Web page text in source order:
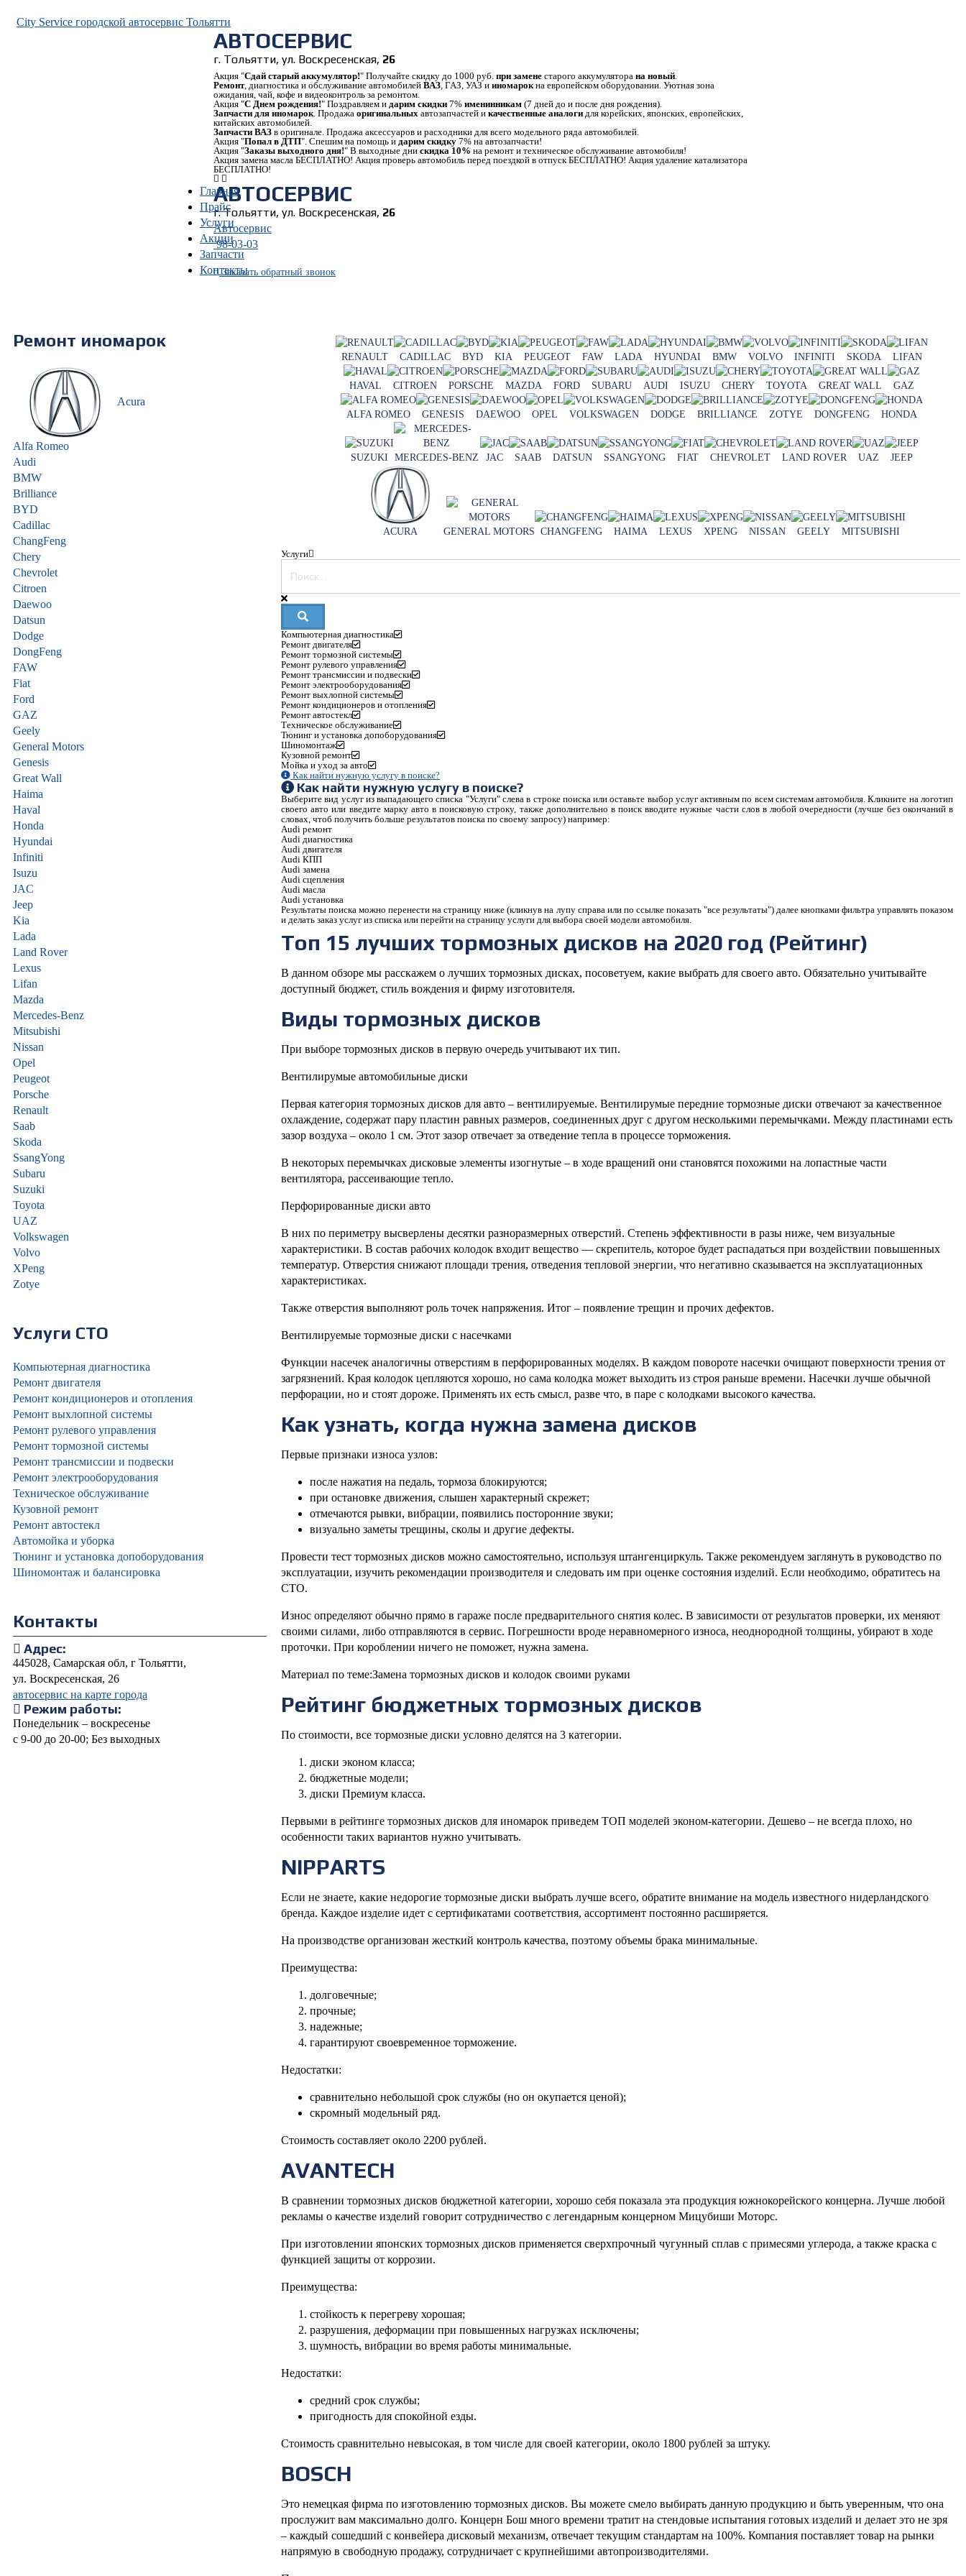
City Service городской автосервис Тольятти
АВТОСЕРВИС
г. Тольятти, ул. Воскресенская, 26
Акция "Сдай старый аккумулятор!" Получайте скидку до 1000 руб. при замене старого аккумулятора на новый.
Ремонт, диагностика и обслуживание автомобилей ВАЗ, ГАЗ, УАЗ и иномарокна европейском оборудовании. Уютная зона
ожидания, чай, кофе и видеоконтроль за ремонтом.
Акция "С Днем рождения!" Поздравляем и дарим скидки 7% именинникам (7 дней до и после дня рождения).
Запчасти для иномарок. Продажа оригинальных автозапчастей и качественные аналоги для корейских, японских, европейских,
китайских автомобилей.
Запчасти ВАЗ в оригинале. Продажа аксессуаров и расходники для всего модельного ряда автомобилей.
Акция "Попал в ДТП". Спешим на помощь и дарим скидку 7% на автозапчасти!
Акция "Заказы выходного дня!" В выходные дни скидка 10% на ремонт и техническое обслуживание автомобиля!
Акция замена масла БЕСПЛАТНО! Акция проверь автомобиль перед поездкой в отпуск БЕСПЛАТНО! Акция удаление катализатора
БЕСПЛАТНО!
АВТОСЕРВИС
г. Тольятти, ул. Воскресенская, 26
Автосервис
98-03-03
Заказать обратный звонок
Главная
Прайс
Услуги
Акции
Запчасти
Контакты
Ремонт иномарок
Acura
Alfa Romeo
Audi
BMW
Brilliance
BYD
Cadillac
ChangFeng
Chery
Chevrolet
Citroen
Daewoo
Datsun
Dodge
DongFeng
FAW
Fiat
Ford
GAZ
Geely
General Motors
Genesis
Great Wall
Haima
Haval
Honda
Hyundai
Infiniti
Isuzu
JAC
Jeep
Kia
Lada
Land Rover
Lexus
Lifan
Mazda
Mercedes-Benz
Mitsubishi
Nissan
Opel
Peugeot
Porsche
Renault
Saab
Skoda
SsangYong
Subaru
Suzuki
Toyota
UAZ
Volkswagen
Volvo
XPeng
Zotye
Услуги СТО
Компьютерная диагностика
Ремонт двигателя
Ремонт кондиционеров и отопления
Ремонт выхлопной системы
Ремонт рулевого управления
Ремонт тормозной системы
Ремонт трансмиссии и подвески
Ремонт электрооборудования
Техническое обслуживание
Кузовной ремонт
Ремонт автостекл
Автомойка и уборка
Тюнинг и установка допоборудования
Шиномонтаж и балансировка
Контакты
Адрес:
445028, Самарская обл, г Тольятти,
ул. Воскресенская, 26
автосервис на карте города
Режим работы:
Понедельник – воскресенье
с 9-00 до 20-00; Без выходных
RENAULT CADILLAC BYD KIA PEUGEOT FAW LADA HYUNDAI BMW VOLVO INFINITI SKODA LIFAN
HAVAL CITROEN PORSCHE MAZDA FORD SUBARU AUDI ISUZU CHERY TOYOTA GREAT WALL GAZ
ALFA ROMEO GENESIS DAEWOO OPEL VOLKSWAGEN DODGE BRILLIANCE ZOTYE DONGFENG HONDA
SUZUKI MERCEDES-BENZ JAC SAAB DATSUN SSANGYONG FIAT CHEVROLET LAND ROVER UAZ JEEP
ACURA GENERAL MOTORS CHANGFENG HAIMA LEXUS XPENG NISSAN GEELY MITSUBISHI
Услуги
Компьютерная диагностика
Ремонт двигателя
Ремонт тормозной системы
Ремонт рулевого управления
Ремонт трансмиссии и подвески
Ремонт электрооборудования
Ремонт выхлопной системы
Ремонт кондиционеров и отопления
Ремонт автостекл
Техническое обслуживание
Тюнинг и установка допоборудования
Шиномонтаж
Кузовной ремонт
Мойка и уход за авто
Как найти нужную услугу в поиске?
Как найти нужную услугу в поиске?
Выберите вид услуг из выпадающего списка "Услуги" слева в строке поиска или оставьте выбор услуг активным по всем системам автомобиля. Кликните на логотип
своего авто или введите марку авто в поисковую строку, также дополнительно в поиск вводите нужные части слов в любой очередности (лучше без окончаний в
словах, чтоб получить больше результатов поиска по своему запросу) например:
Audi ремонт
Audi диагностика
Audi двигателя
AudiКПП
Audiзамена
Audiсцепления
Audiмасла
Audiустановка
Результаты поиска можно перенести на страницу ниже (кликнув на лупу справа или по ссылке показать "все результаты") далее кнопками фильтра управлять показом
и делать заказ услуг из списка или перейти на страницу услуги для выбора своей модели автомобиля.
Топ 15 лучших тормозных дисков на 2020 год (Рейтинг)
В данном обзоре мы расскажем о лучших тормозных дисках, посоветуем, какие выбрать для своего авто. Обязательно учитывайте
доступный бюджет, стиль вождения и фирму изготовителя.
Виды тормозных дисков
При выборе тормозных дисков в первую очередь учитывают их тип.
Вентилирумые автомобильные диски
Первая категория тормозных дисков для авто – вентилируемые. Вентилирумые передние тормозные диски отвечают за качественное
охлаждение, содержат пару пластин равных размеров, соединенных друг с другом несколькими перемычками. Между пластинами есть
зазор воздуха – около 1 см. Этот зазор отвечает за отведение тепла в процессе торможения.
В некоторых перемычках дисковые элементы изогнутые – в ходе вращений они становятся похожими на лопастные части
вентилятора, рассеивающие тепло.
Перфорированные диски авто
В них по периметру высверлены десятки разноразмерных отверстий. Степень эффективности в разы ниже, чем визуальные
характеристики. В состав рабочих колодок входит вещество — скрепитель, которое будет распадаться при воздействии повышенных
температур. Отверстия снижают площади трения, отведения тепловой энергии, что негативно сказывается на эксплуатационных
характеристиках.
Также отверстия выполняют роль точек напряжения. Итог – появление трещин и прочих дефектов.
Вентилируемые тормозные диски с насечками
Функции насечек аналогичны отверстиям в перфорированных моделях. В каждом повороте насечки очищают поверхности трения от
загрязнений. Края колодок цепляются хорошо, но сама колодка может выходить из строя раньше времени. Насечки лучше обычной
перфорации, но и стоят дороже. Применять их есть смысл, разве что, в паре с колодками высокого качества.
Как узнать, когда нужна замена дисков
Первые признаки износа узлов:
после нажатия на педаль, тормоза блокируются;
при остановке движения, слышен характерный скрежет;
отмечаются рывки, вибрации, появились посторонние звуки;
визуально заметы трещины, сколы и другие дефекты.
Провести тест тормозных дисков можно самостоятельно, используя штангенциркуль. Также рекомендуем заглянуть в руководство по
эксплуатации, изучить рекомендации производителя и следовать им при оценке состояния изделий. Если необходимо, обратитесь на
СТО.
Износ определяют обычно прямо в гараже после предварительного снятия колес. В зависимости от результатов проверки, их меняют
своими силами, либо отправляются в сервис. Погрешности вроде неравномерного износа, неоднородной толщины, убирают в ходе
проточки. При короблении ничего не поможет, нужна замена.
Материал по теме:Замена тормозных дисков и колодок своими руками
Рейтинг бюджетных тормозных дисков
По стоимости, все тормозные диски условно делятся на 3 категории.
диски эконом класса;
бюджетные модели;
диски Премиум класса.
Первыми в рейтинге тормозных дисков для иномарок приведем ТОП моделей эконом-категории. Дешево – не всегда плохо, но
особенности таких вариантов нужно учитывать.
NIPPARTS
Если не знаете, какие недорогие тормозные диски выбрать лучше всего, обратите внимание на модель известного нидерландского
бренда. Каждое изделие идет с сертификатами соответствия, ассортимент постоянно расширяется.
На производстве организован жесткий контроль качества, поэтому объемы брака минимальные.
Преимущества:
долговечные;
прочные;
надежные;
гарантируют своевременное торможение.
Недостатки:
сравнительно небольшой срок службы (но он окупается ценой);
скромный модельный ряд.
Стоимость составляет около 2200 рублей.
AVANTECH
В сравнении тормозных дисков бюджетной категории, хорошо себя показала эта продукция южнокорейского концерна. Лучше любой
рекламы о качестве изделий говорит сотрудничество с легендарным концерном Мицубиши Моторс.
При изготовлении японских тормозных дисков применяется сверхпрочный чугунный сплав с примесями углерода, а также краска с
функцией защиты от коррозии.
Преимущества:
стойкость к перегреву хорошая;
разрушения, деформации при повышенных нагрузках исключены;
шумность, вибрации во время работы минимальные.
Недостатки:
средний срок службы;
пригодность для спокойной езды.
Стоимость сравнительно невысокая, в том числе для своей категории, около 1800 рублей за штуку.
BOSCH
Это немецкая фирма по изготовлению тормозных дисков. Вы можете смело выбирать данную продукцию и быть уверенным, что она
прослужит вам максимально долго. Концерн Бош много времени тратит на стендовые испытания готовых изделий и делает это не зря
– каждый сошедший с конвейера дисковый механизм, отвечает текущим стандартам на 100%. Компания поставляет товар на рынки
напрямую в свободную продажу, сотрудничает с крупнейшими автопроизводителями.